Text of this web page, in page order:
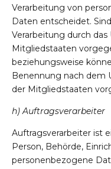
Verarbeitung von
Daten entscheidet.
Verarbeitung durch
Mitgliedstaaten
beziehungsweise
Benennung nach dem
der Mitgliedstaaten
h) Auftragsverarbeiter
Auftragsverarbeiter ist
Person, Behörde,
personenbezogene